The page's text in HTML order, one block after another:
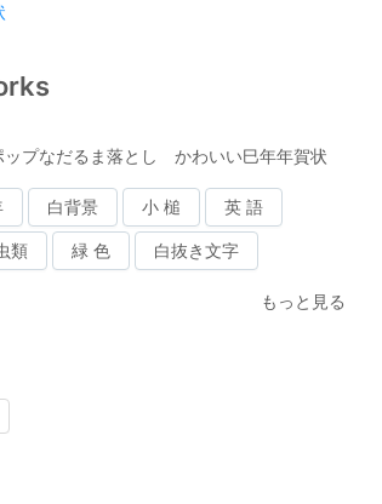
ップなだるま落とし かわいい巳年年賀状
白背景 小 槌 英 語
類 緑 色 白抜き文字
もっと見る